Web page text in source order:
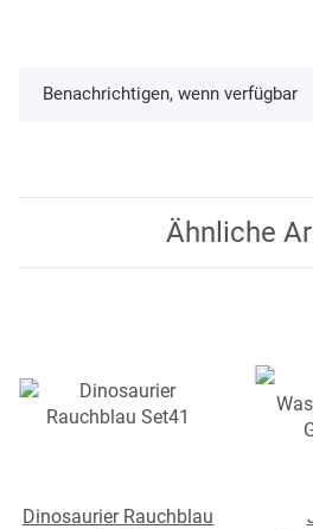
Benachrichtigen, wenn verfügbar
Ähnliche
Dinosaurier Rauchblau